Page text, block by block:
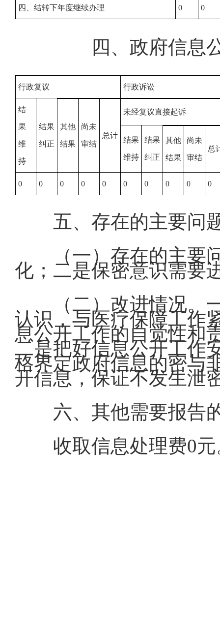
四、结转下年度继续办理 0 0
四、政府信息公
行政复议 行政诉讼
结
果
维
持
结果
纠正
其他
结果
尚未
审结
总计
未经复议直接起诉
结果
维持
结果
纠正
其他
结果
尚未
审结
总
0 0 0 0 0 0 0 0 0 0
五、存在的主要问
（一）存在的主
化；二是保密意识需要
（二）改进情况
认识，与医疗保障工作
息公开工作的自觉性和
二是把好信息公开工作
格界定政府信息的密与
开信息，保证不发生泄
六、其他需要报告
收取信息处理费0